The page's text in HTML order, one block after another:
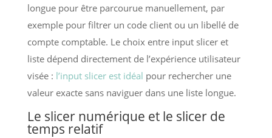
longue pour être parcourue manuellement, par
exemple pour filtrer un code client ou un libellé de
compte comptable. Le choix entre input slicer et
liste dépend directement de l’expérience utilisateur
visée : l’input slicer est idéal pour rechercher une
valeur exacte sans naviguer dans une liste longue.
Le slicer numérique et le slicer de
temps relatif